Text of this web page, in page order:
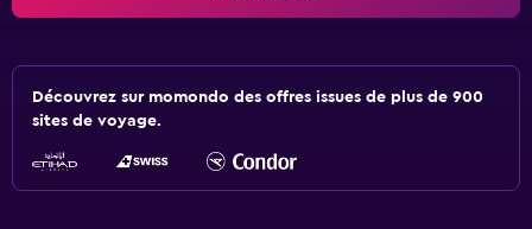
Découvrez sur momondo des offres issues de plus de 900
sites de voyage.